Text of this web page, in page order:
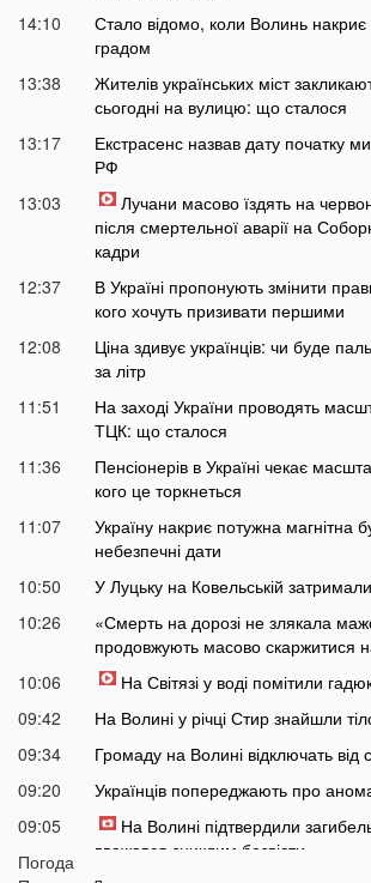
14:10
Стало відомо, коли Волинь накриє
градом
13:38
Жителів українських міст
сьогодні на вулицю: що сталося
13:17
Екстрасенс назвав дату початку
РФ
13:03
Лучани масово їздять на
після смертельної аварії на
кадри
12:37
В Україні пропонують змінити
кого хочуть призивати першими
12:08
Ціна здивує українців: чи буде
за літр
11:51
На заході України проводять
ТЦК: що сталося
11:36
Пенсіонерів в Україні чекає
кого це торкнеться
11:07
Україну накриє потужна магнітна
небезпечні дати
10:50
У Луцьку на Ковельській
10:26
«Смерть на дорозі не злякала
продовжують масово скаржитися
10:06
На Світязі у воді помітили
09:42
На Волині у річці Стир знайшли
09:34
Громаду на Волині відключать від
09:20
Українців попереджають про
09:05
На Волині підтвердили
вважався зниклим безвісти
Погода